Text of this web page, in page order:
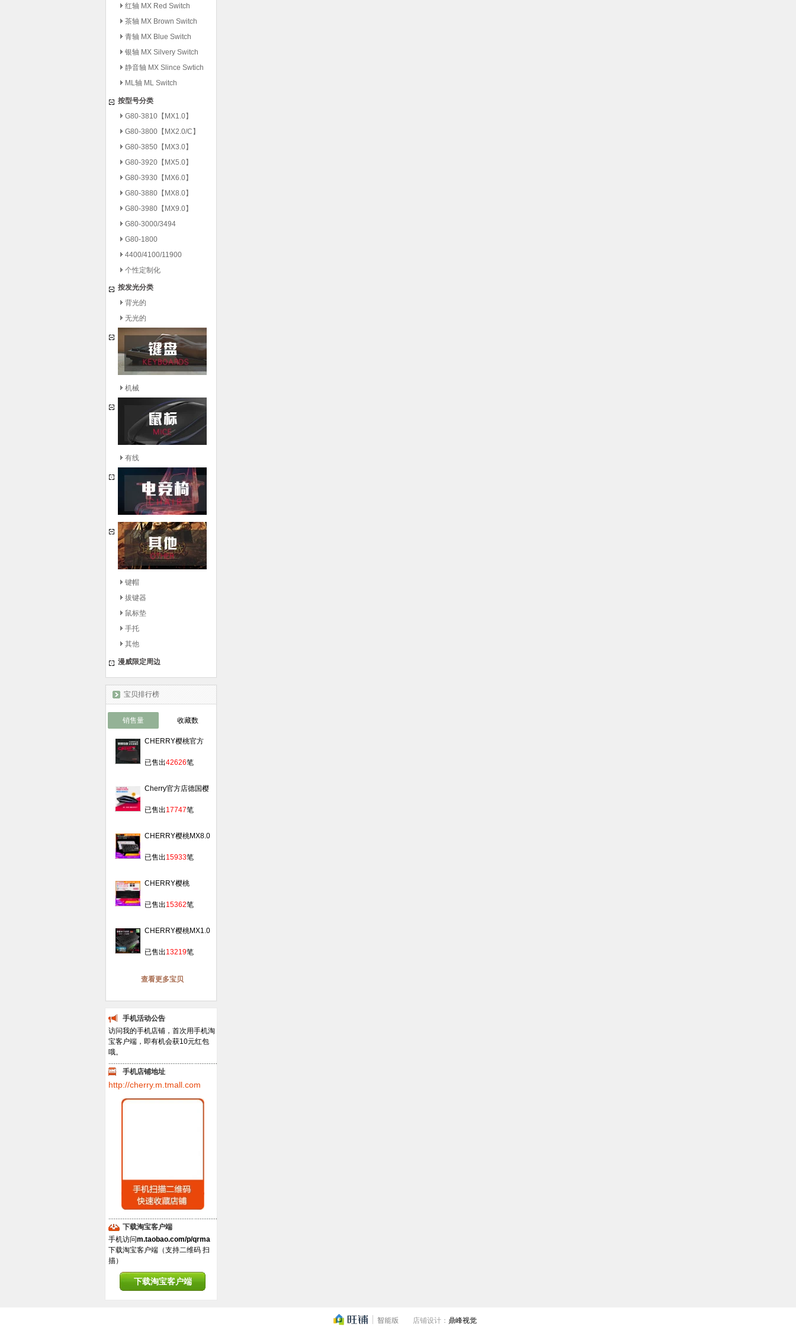
红轴 MX Red Switch
茶轴 MX Brown Switch
青轴 MX Blue Switch
银轴 MX Silvery Switch
静音轴 MX Slince Swtich
ML轴 ML Switch
按型号分类
G80-3810【MX1.0】
G80-3800【MX2.0/C】
G80-3850【MX3.0】
G80-3920【MX5.0】
G80-3930【MX6.0】
G80-3880【MX8.0】
G80-3980【MX9.0】
G80-3000/3494
G80-1800
4400/4100/11900
个性定制化
按发光分类
背光的
无光的
机械
有线
键帽
拔键器
鼠标垫
手托
其他
漫威限定周边
宝贝排行榜
销售量 收藏数
CHERRY樱桃官方
游戏鼠标垫加长桌垫
已售出42626笔
Cherry官方店德国樱
发光USB有线游戏办
已售出17747笔
CHERRY樱桃MX8.0
合金游戏机械键盘黑
已售出15933笔
CHERRY樱桃
盘黑轴青轴茶轴红轴
已售出15362笔
CHERRY樱桃MX1.0
械键盘黑轴青轴红轴
已售出13219笔
查看更多宝贝
手机活动公告
访问我的手机店铺，首次用手机淘
宝客户端，即有机会获10元红包
哦。
手机店铺地址
http://cherry.m.tmall.com
下载淘宝客户端
手机访问m.taobao.com/p/qrma
下载淘宝客户端（支持二维码 扫
描）
下载淘宝客户端
店铺设计： 鼎峰视觉